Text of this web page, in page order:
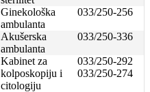
Ginekološka
ambulanta
033/250-256
Akušerska
ambulanta
033/250-336
Kabinet za
kolposkopiju i
citologiju
033/250-292
033/250-274